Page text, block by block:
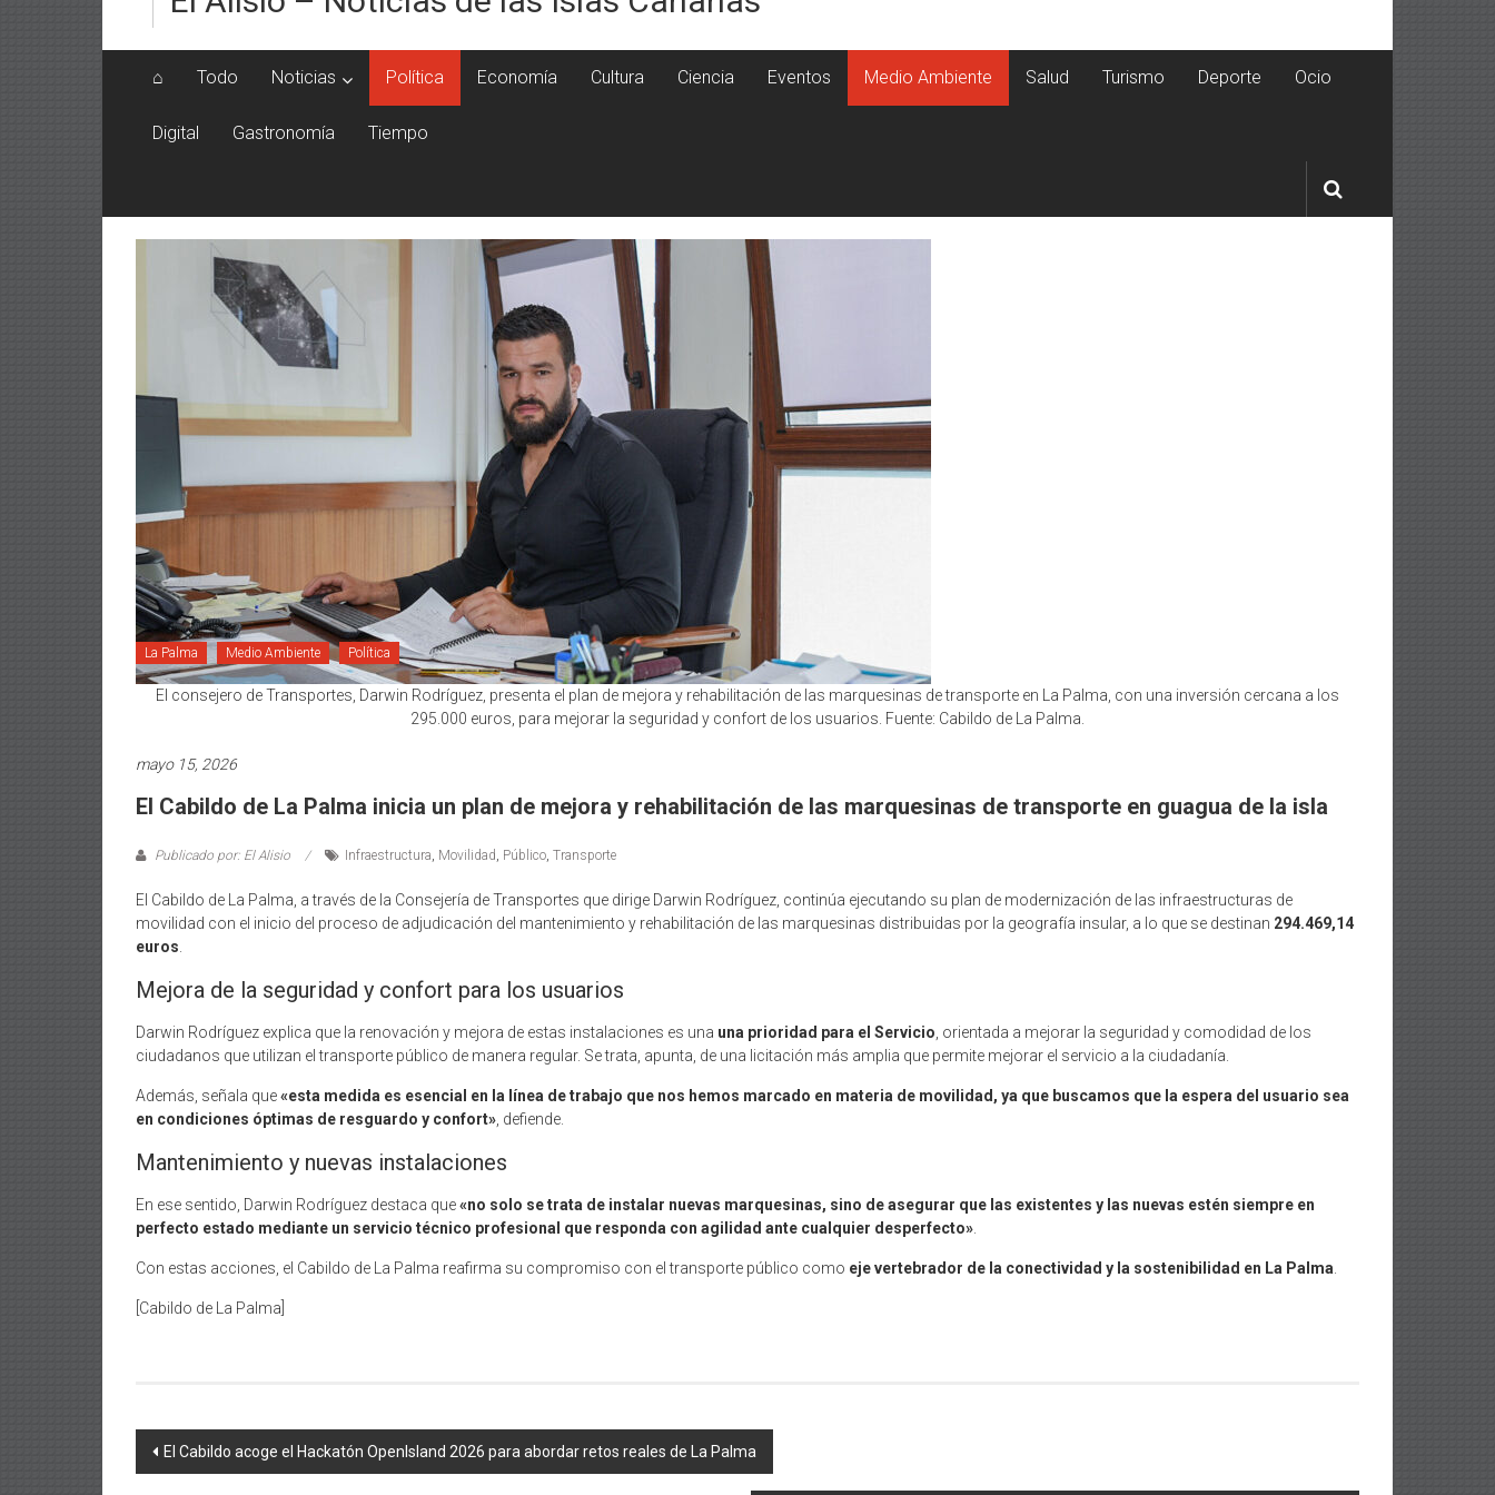
⌂ Todo Noticias Política Economía Cultura Ciencia Eventos Medio Ambiente Salud Turismo Deporte Ocio
Digital Gastronomía Tiempo
La Palma Medio Ambiente Política
El consejero de Transportes, Darwin Rodríguez, presenta el plan de mejora y rehabilitación de las marquesinas de transporte en La Palma, con una inversión cercana a los
295.000 euros, para mejorar la seguridad y confort de los usuarios. Fuente: Cabildo de La Palma.
mayo 15, 2026
El Cabildo de La Palma inicia un plan de mejora y rehabilitación de las marquesinas de transporte en guagua de la isla
Publicado por: El Alisio Infraestructura, Movilidad, Público, Transporte
El Cabildo de La Palma, a través de la Consejería de Transportes que dirige Darwin Rodríguez, continúa ejecutando su plan de modernización de las infraestructuras de
movilidad con el inicio del proceso de adjudicación del mantenimiento y rehabilitación de las marquesinas distribuidas por la geografía insular, a lo que se destinan 294.469,14
euros
Mejora de la seguridad y confort para los usuarios
Darwin Rodríguez explica que la renovación y mejora de estas instalaciones es una una prioridad para el Servicio , orientada a mejorar la seguridad y comodidad de los
ciudadanos que utilizan el transporte público de manera regular. Se trata, apunta, de una licitación más amplia que permite mejorar el servicio a la ciudadanía.
Además, señala que«esta medida es esencial en la línea de trabajo que nos hemos marcado en materia de movilidad, ya que buscamos que la espera del usuario sea
en condiciones óptimas de resguardo y confort» , defiende.
Mantenimiento y nuevas instalaciones
En ese sentido, Darwin Rodríguez destaca que«no solo se trata de instalar nuevas marquesinas, sino de asegurar que las existentes y las nuevas estén siempre en
perfecto estado mediante un servicio técnico profesional que responda con agilidad ante cualquier desperfecto»
Con estas acciones, el Cabildo de La Palma reafirma su compromiso con el transporte público como eje vertebrador de la conectividad y la sostenibilidad en La Palma
[Cabildo de La Palma]
Navegación
El Cabildo acoge el Hackatón OpenIsland 2026 para abordar retos reales de La Palma